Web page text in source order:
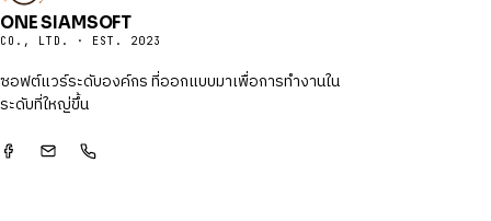
ONE SIAMSOFT
CO., LTD. · EST. 2023
ซอฟต์แวร์ระดับองค์กร ที่ออกแบบมาเพื่อการทำงานใน
ระดับที่ใหญ่ขึ้น